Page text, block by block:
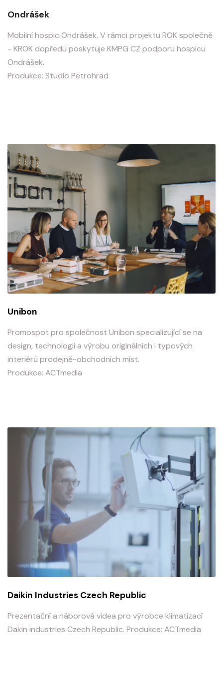
Ondrášek
Mobilní hospic Ondrášek. V rámci projektu ROK společně
- KROK dopředu poskytuje KMPG CZ podporu hospicu
Ondrášek.
Produkce: Studio Petrohrad
Unibon
Promospot pro společnost Unibon specializující se na
design, technologii a výrobu originálních i typových
interiérů prodejně-obchodních míst.
Produkce: ACTmedia
Daikin Industries Czech Republic
Prezentační a náborová videa pro výrobce klimatizací
Dakin industries Czech Republic. Produkce: ACTmedia